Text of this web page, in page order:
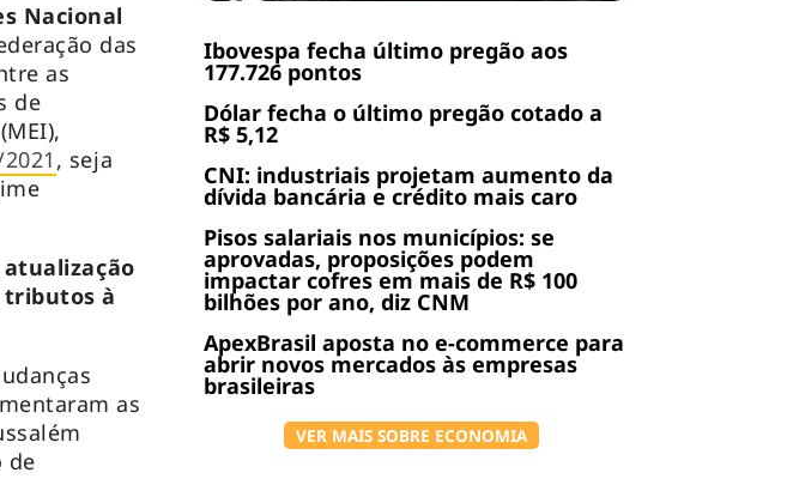
Ibovespa fecha último pregão aos
177.726 pontos
Dólar fecha o último pregão cotado a
R$ 5,12
CNI: industriais projetam aumento da
dívida bancária e crédito mais caro
Pisos salariais nos municípios: se
aprovadas, proposições podem
impactar cofres em mais de R$ 100
bilhões por ano, diz CNM
ApexBrasil aposta no e-commerce para
abrir novos mercados às empresas
brasileiras
VER MAIS SOBRE ECONOMIA
Nacional
das
as
de
, seja
atualização
tributos à
as
de